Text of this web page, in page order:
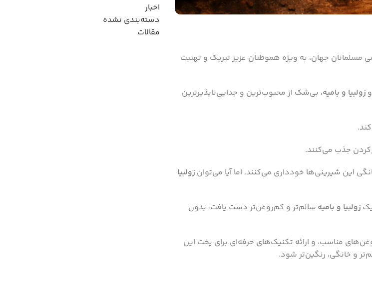
مسلمانان جهان، به ویژه هموطنان عزیز تبریک و تهنیت
زولبیا و بامیه، بی‌شک از محبوب‌ترین و جدایی‌ناپذیرترین
جذب می‌کنند.
این شیرینی‌ها خودداری می‌کنند. اما آیا می‌توان زولبیا
زولبیا و بامیه سالم‌تر و کم‌روغن‌تر دست یافت، بدون
مناسب، و ارائه تکنیک‌های حرفه‌ای برای پخت این
و خانگی، رنگین‌تر شود.
اخبار
دسته‌بندی نشده
مقالات